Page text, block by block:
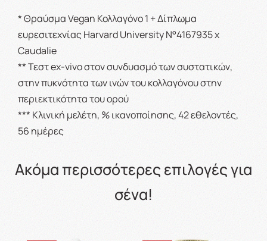
* Θραύσμα Vegan Κολλαγόνο 1 + Δίπλωμα
ευρεσιτεχνίας Harvard University N°4167935 x
Caudalie
** Τεστ ex-vivo στον συνδυασμό των συστατικών,
στην πυκνότητα των ινών του κολλαγόνου στην
περιεκτικότητα του ορού
*** Κλινική μελέτη, % ικανοποίησης, 42 εθελοντές,
56 ημέρες
Ακόμα περισσότερες επιλογές για
σένα!